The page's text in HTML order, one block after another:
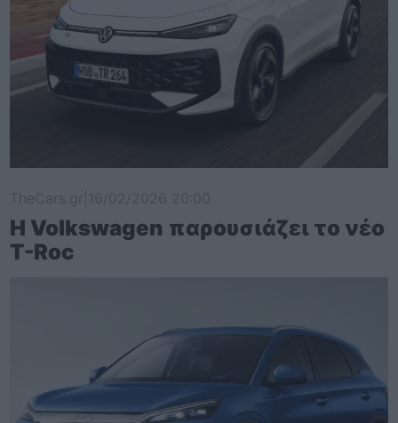
Η Volkswagen παρουσιάζει το νέο
T-Roc